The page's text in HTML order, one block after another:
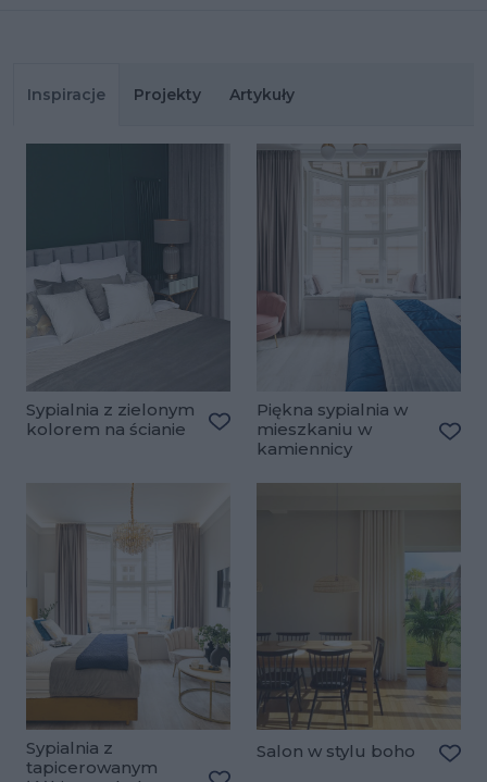
Inspiracje Projekty Artykuły
Sypialnia z zielonym
kolorem na ścianie
Dodaj do ulubionych
Piękna sypialnia w
mieszkaniu w
kamiennicy
Sypialnia z
tapicerowanym
Salon w stylu boho